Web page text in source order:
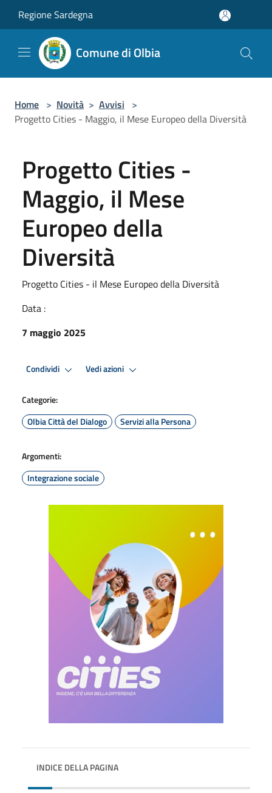
Regione Sardegna
Comune di Olbia
Home > Novità > Avvisi >
Progetto Cities - Maggio, il Mese Europeo della Diversità
Progetto Cities -
Maggio, il Mese
Europeo della
Diversità
Progetto Cities - il Mese Europeo della Diversità
Data :
7 maggio 2025
Condividi Vedi azioni
Categorie:
Olbia Città del Dialogo
Servizi alla Persona
Argomenti:
Integrazione sociale
INDICE DELLA PAGINA